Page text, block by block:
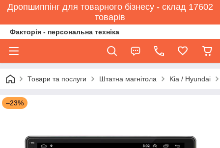
Дропшиппінг для товарного бізнесу - склад 17602
товарів
Факторія - персональна техніка
Товари та послуги Штатна магнітола Kia / Hyundai
–23%